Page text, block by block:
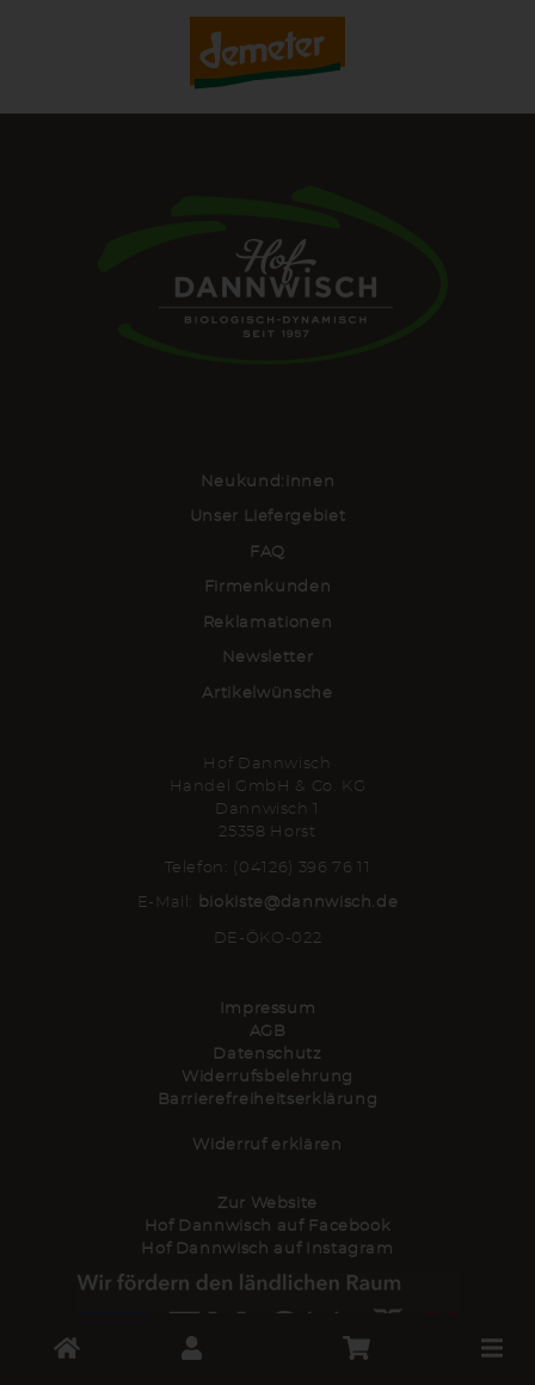
Neukund:innen
Unser Liefergebiet
FAQ
Firmenkunden
Reklamationen
Newsletter
Artikelwünsche
Hof Dannwisch
Handel GmbH & Co. KG
Dannwisch 1
25358 Horst
Telefon: (04126) 396 76 11
E-Mail: biokiste@dannwisch.de
DE-ÖKO-022
Impressum
AGB
Datenschutz
Widerrufsbelehrung
Barrierefreiheitserklärung
Widerruf erklären
Zur Website
Hof Dannwisch auf Facebook
Hof Dannwisch auf Instagram
Toggle